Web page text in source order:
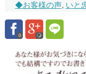
◆お客様の声, いと
0